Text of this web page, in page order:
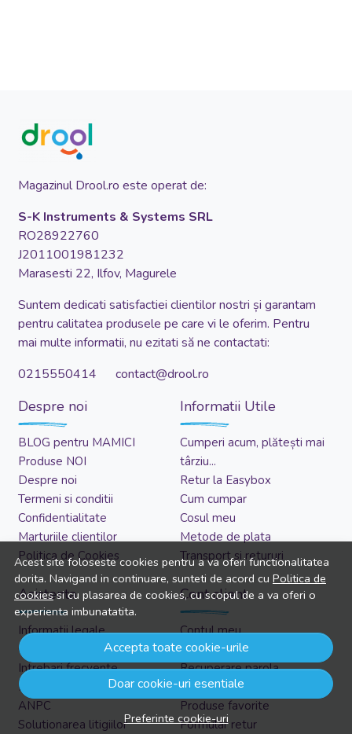
Acest site foloseste cookies pentru a va oferi functionalitatea
dorita. Navigand in continuare, sunteti de acord cu Politica de
cookiessi cu plasarea de cookies, cu scopul de a va oferi o
experienta imbunatatita.
Accepta toate cookie-urile
Doar cookie-uri esentiale
Preferinte cookie-uri
Magazinul Drool.ro este operat de:
S-K Instruments & Systems SRL
RO28922760
J2011001981232
Marasesti 22, Ilfov, Magurele
Suntem dedicati satisfactiei clientilor nostri și garantam
pentru calitatea produsele pe care vi le oferim. Pentru
mai multe informatii, nu ezitati să ne contactati:
0215550414 contact@drool.ro
Despre noi
BLOG pentru MAMICI
Produse NOI
Despre noi
Termeni si conditii
Confidentialitate
Marturiile clientilor
Politica de Cookies
Informatii Utile
Cumperi acum, plătești mai
târziu...
Retur la Easybox
Cum cumpar
Cosul meu
Metode de plata
Transport si retururi
Asistenta
Informatii legale
Contacteaza-ne
Intrebari frecvente
Harta site
ANPC
Solutionarea litigiilor
Cont client
Contul meu
Inregistrare
Recuperare parola
Istoric comenzi
Produse favorite
Formular retur